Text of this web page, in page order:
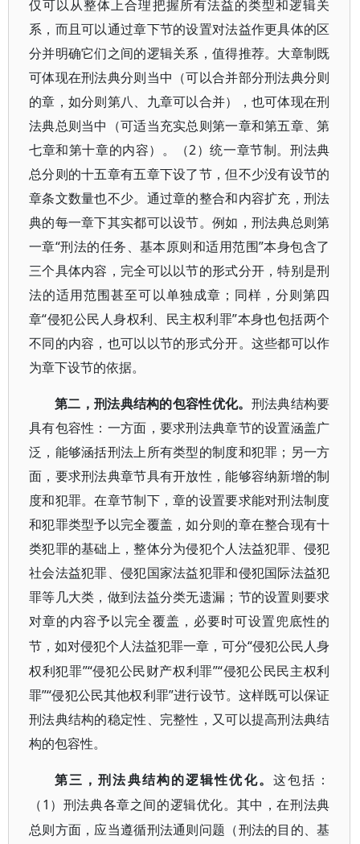
仅可以从整体上合理把握所有法益的类型和逻辑关
系，而且可以通过章下节的设置对法益作更具体的区
分并明确它们之间的逻辑关系，值得推荐。大章制既
可体现在刑法典分则当中（可以合并部分刑法典分则
的章，如分则第八、九章可以合并），也可体现在刑
法典总则当中（可适当充实总则第一章和第五章、第
七章和第十章的内容）。（2）统一章节制。刑法典
总分则的十五章有五章下设了节，但不少没有设节的
章条文数量也不少。通过章的整合和内容扩充，刑法
典的每一章下其实都可以设节。例如，刑法典总则第
一章“刑法的任务、基本原则和适用范围”本身包含了
三个具体内容，完全可以以节的形式分开，特别是刑
法的适用范围甚至可以单独成章；同样，分则第四
章“侵犯公民人身权利、民主权利罪”本身也包括两个
不同的内容，也可以以节的形式分开。这些都可以作
为章下设节的依据。
第二，刑法典结构的包容性优化。 刑法典结构要
具有包容性：一方面，要求刑法典章节的设置涵盖广
泛，能够涵括刑法上所有类型的制度和犯罪；另一方
面，要求刑法典章节具有开放性，能够容纳新增的制
度和犯罪。在章节制下，章的设置要求能对刑法制度
和犯罪类型予以完全覆盖，如分则的章在整合现有十
类犯罪的基础上，整体分为侵犯个人法益犯罪、侵犯
社会法益犯罪、侵犯国家法益犯罪和侵犯国际法益犯
罪等几大类，做到法益分类无遗漏；节的设置则要求
对章的内容予以完全覆盖，必要时可设置兜底性的
节，如对侵犯个人法益犯罪一章，可分“侵犯公民人身
权利犯罪”“侵犯公民财产权利罪”“侵犯公民民主权利
罪”“侵犯公民其他权利罪”进行设节。这样既可以保证
刑法典结构的稳定性、完整性，又可以提高刑法典结
构的包容性。
第三，刑法典结构的逻辑性优化。 这包括：
（ 1）刑法典各章之间的逻辑优化。其中，在刑法典
总则方面，应当遵循刑法通则问题（刑法的目的、基